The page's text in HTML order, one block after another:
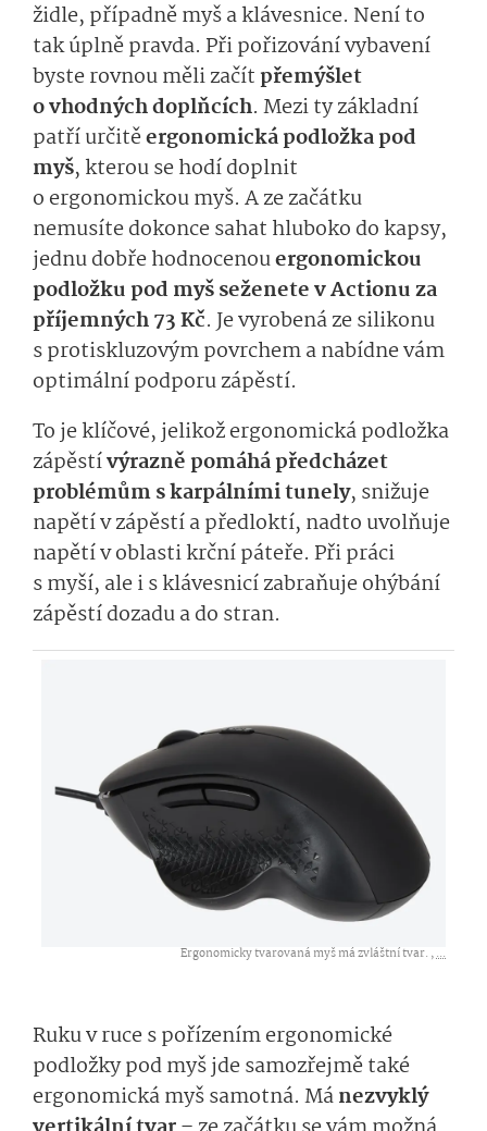
židle, případně myš a klávesnice. Není to
tak úplně pravda. Při pořizování vybavení
byste rovnou měli začítpřemýšlet
o vhodných doplňcích. Mezi ty základní
patří určitěergonomická podložka pod
myš, kterou se hodí doplnit
o ergonomickou myš. A ze začátku
nemusíte dokonce sahat hluboko do kapsy,
jednu dobře hodnocenouergonomickou
podložku pod myš seženete v Actionu za
příjemných 73 Kč. Je vyrobená ze silikonu
s protiskluzovým povrchem a nabídne vám
optimální podporu zápěstí.
To je klíčové, jelikož ergonomická podložka
zápěstívýrazně pomáhá předcházet
problémům s karpálními tunely, snižuje
napětí v zápěstí a předloktí, nadto uvolňuje
napětí v oblasti krční páteře. Při práci
s myší, ale i s klávesnicí zabraňuje ohýbání
zápěstí dozadu a do stran.
Ergonomicky tvarovaná myš má zvláštní tvar. ,...
Ruku v ruce s pořízením ergonomické
podložky pod myš jde samozřejmě také
ergonomická myš samotná. Mánezvyklý